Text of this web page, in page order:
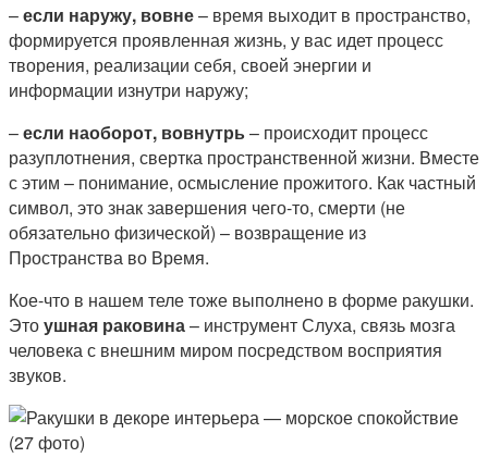
–если наружу, вовне– время выходит в пространство,
формируется проявленная жизнь, у вас идет процесс
творения, реализации себя, своей энергии и
информации изнутри наружу;
–если наоборот, вовнутрь– происходит процесс
разуплотнения, свертка пространственной жизни. Вместе
с этим – понимание, осмысление прожитого. Как частный
символ, это знак завершения чего-то, смерти (не
обязательно физической) – возвращение из
Пространства во Время.
Кое-что в нашем теле тоже выполнено в форме ракушки.
Этоушная раковина– инструмент Слуха, связь мозга
человека с внешним миром посредством восприятия
звуков.